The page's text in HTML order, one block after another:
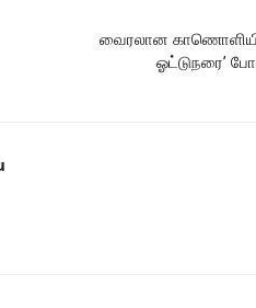
வைரலான
ஓட்டுநரை’